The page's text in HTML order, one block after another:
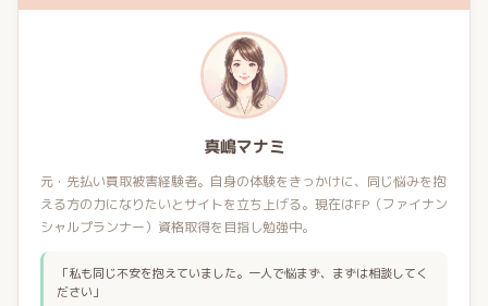
真嶋マナミ
元・先払い買取被害経験者。自身の体験をきっかけに、同じ悩みを抱
える方の力になりたいとサイトを立ち上げる。現在はFP（ファイナン
シャルプランナー）資格取得を目指し勉強中。
「私も同じ不安を抱えていました。一人で悩まず、まずは相談してく
ださい」